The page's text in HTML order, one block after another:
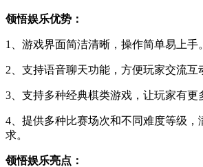
领悟娱乐优势：
1、游戏界面简洁清晰，操作简单易上手。
2、支持语音聊天功能，方便玩家交流互
3、支持多种经典棋类游戏，让玩家有更
4、提供多种比赛场次和不同难度等级，
求。
领悟娱乐亮点：